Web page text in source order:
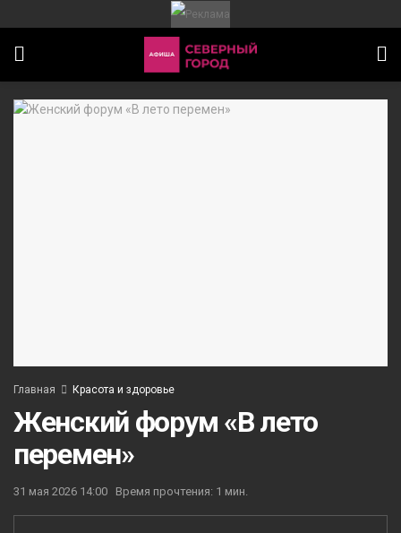
Главная Красота и здоровье
Женский форум «В лето
перемен»
31 мая 2026 14:00 Время прочтения: 1 мин.